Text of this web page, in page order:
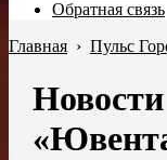
Обратная связь
Главная › Пульс